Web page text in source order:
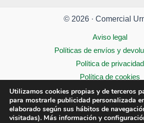
© 2026 · Comercial
Aviso legal
Políticas de envíos y
Política de privacidad
Política de cookies
Accesibilidad
Utilizamos cookies propias y de terceros
para mostrarle publicidad personalizada
elaborado según sus hábitos de
visitadas). Más información y